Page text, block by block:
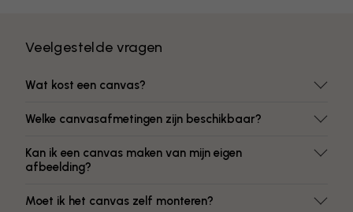
Veelgestelde vragen
Wat kost een canvas?
Welke canvasafmetingen zijn beschikbaar?
Kan ik een canvas maken van mijn eigen
afbeelding?
Moet ik het canvas zelf monteren?